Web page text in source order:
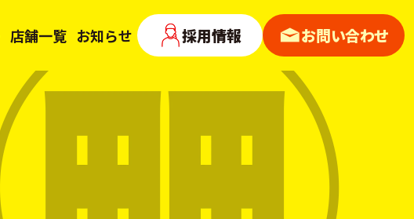
店舗一覧 お知らせ 採用情報 お問い合わせ